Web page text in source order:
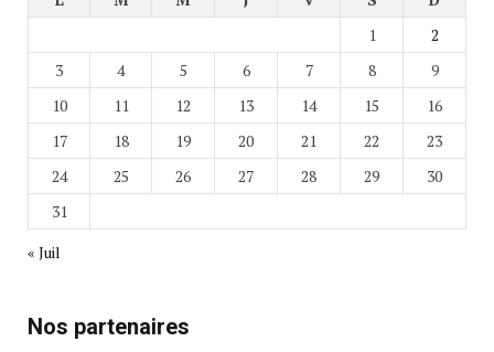
1
2
3
4 5 6 7 8
9
10
11 12 13 14 15
16
17
18 19 20 21 22
23
24
25 26 27 28 29
30
31
« Juil
Nos partenaires